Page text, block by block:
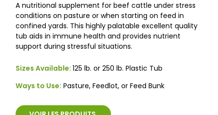
A nutritional supplement for beef cattle under stress
conditions on pasture or when starting on feed in
confined yards. This highly palatable excellent quality
tub aids in immune health and provides nutrient
support during stressful situations.
Sizes Available: 125 lb. or 250 lb. Plastic Tub
Ways to Use: Pasture, Feedlot, or Feed Bunk